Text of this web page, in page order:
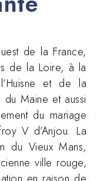
de la France,
de la Loire, à la
et de la
du Maine et aussi
du mariage
V d’Anjou. La
du Vieux Mans,
ville rouge,